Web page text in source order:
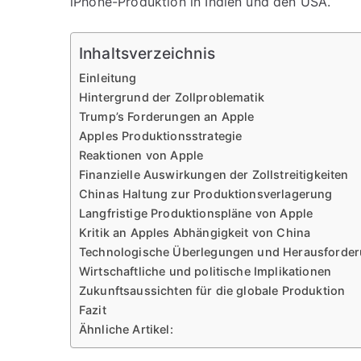
Inhaltsverzeichnis
Einleitung
Hintergrund der Zollproblematik
Trump’s Forderungen an Apple
Apples Produktionsstrategie
Reaktionen von Apple
Finanzielle Auswirkungen der Zollstreitigkeiten
Chinas Haltung zur Produktionsverlagerung
Langfristige Produktionspläne von Apple
Kritik an Apples Abhängigkeit von China
Technologische Überlegungen und
Wirtschaftliche und politische Implikationen
Zukunftsaussichten für die globale Produktion
Fazit
Ähnliche Artikel: